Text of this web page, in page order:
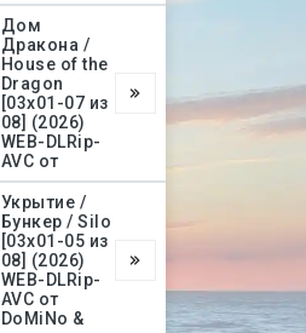
Дом
Дракона /
House of the
Dragon
[03х01-07 из
08] (2026)
WEB-DLRip-
AVC от
Укрытие /
Бункер / Silo
[03х01-05 из
08] (2026)
WEB-DLRip-
AVC от
DoMiNo &